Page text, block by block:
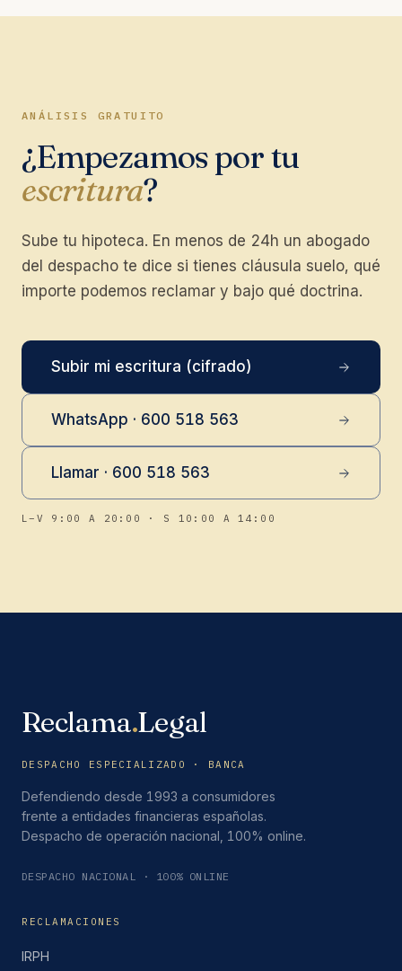
ANÁLISIS GRATUITO
¿Empezamos por tu
escritura?
Sube tu hipoteca. En menos de 24h un abogado
del despacho te dice si tienes cláusula suelo, qué
importe podemos reclamar y bajo qué doctrina.
Subir mi escritura (cifrado)
WhatsApp · 600 518 563
Llamar · 600 518 563
L–V 9:00 A 20:00 · S 10:00 A 14:00
Reclama.Legal
DESPACHO ESPECIALIZADO · BANCA
Defendiendo desde 1993 a consumidores
frente a entidades financieras españolas.
Despacho de operación nacional, 100% online.
DESPACHO NACIONAL · 100% ONLINE
RECLAMACIONES
IRPH